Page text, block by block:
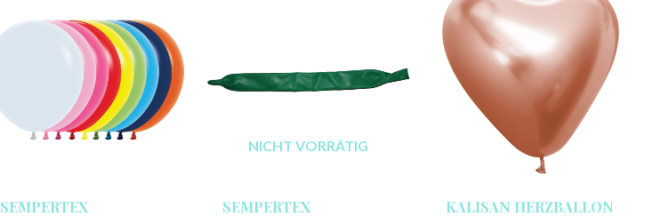
SEMPERTEX
NICHT VORRÄTIG
SEMPERTEX
KALISAN HERZBALLON